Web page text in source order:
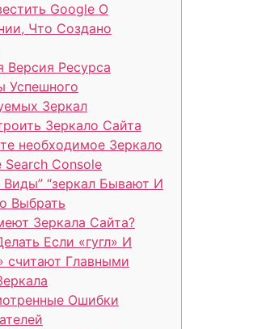
Google О
Что Создано
Версия Ресурса
Успешного
Зеркал
Зеркало Сайта
необходимое Зеркало
Search Console
“зеркал Бывают И
Выбрать
Зеркала Сайта?
Если «гугл» И
считают Главными
Ошибки